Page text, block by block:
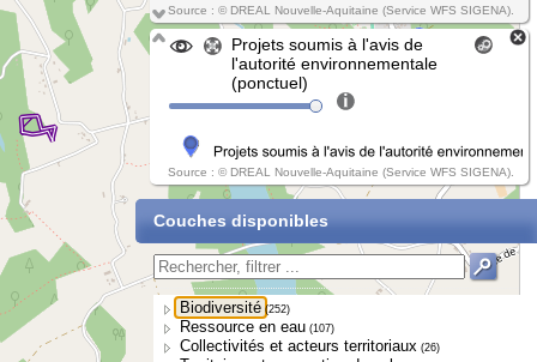
Source : © DREAL Nouvelle-Aquitaine (Service WFS SIGENA).
Projets soumis à l'avis de
l'autorité environnementale
(ponctuel)
Source : © DREAL Nouvelle-Aquitaine (Service WFS SIGENA).
Couches disponibles
Biodiversité (252)
Ressource en eau (107)
Collectivités et acteurs territoriaux (26)